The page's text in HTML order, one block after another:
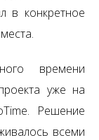
в конкретное
времени
уже на
Решение
всеми